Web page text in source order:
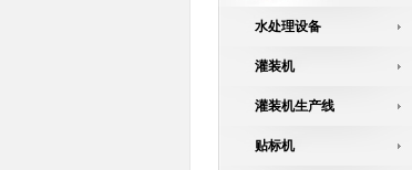
水处理设备
灌装机
灌装机生产线
贴标机